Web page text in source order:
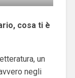
cosa ti è
un
negli